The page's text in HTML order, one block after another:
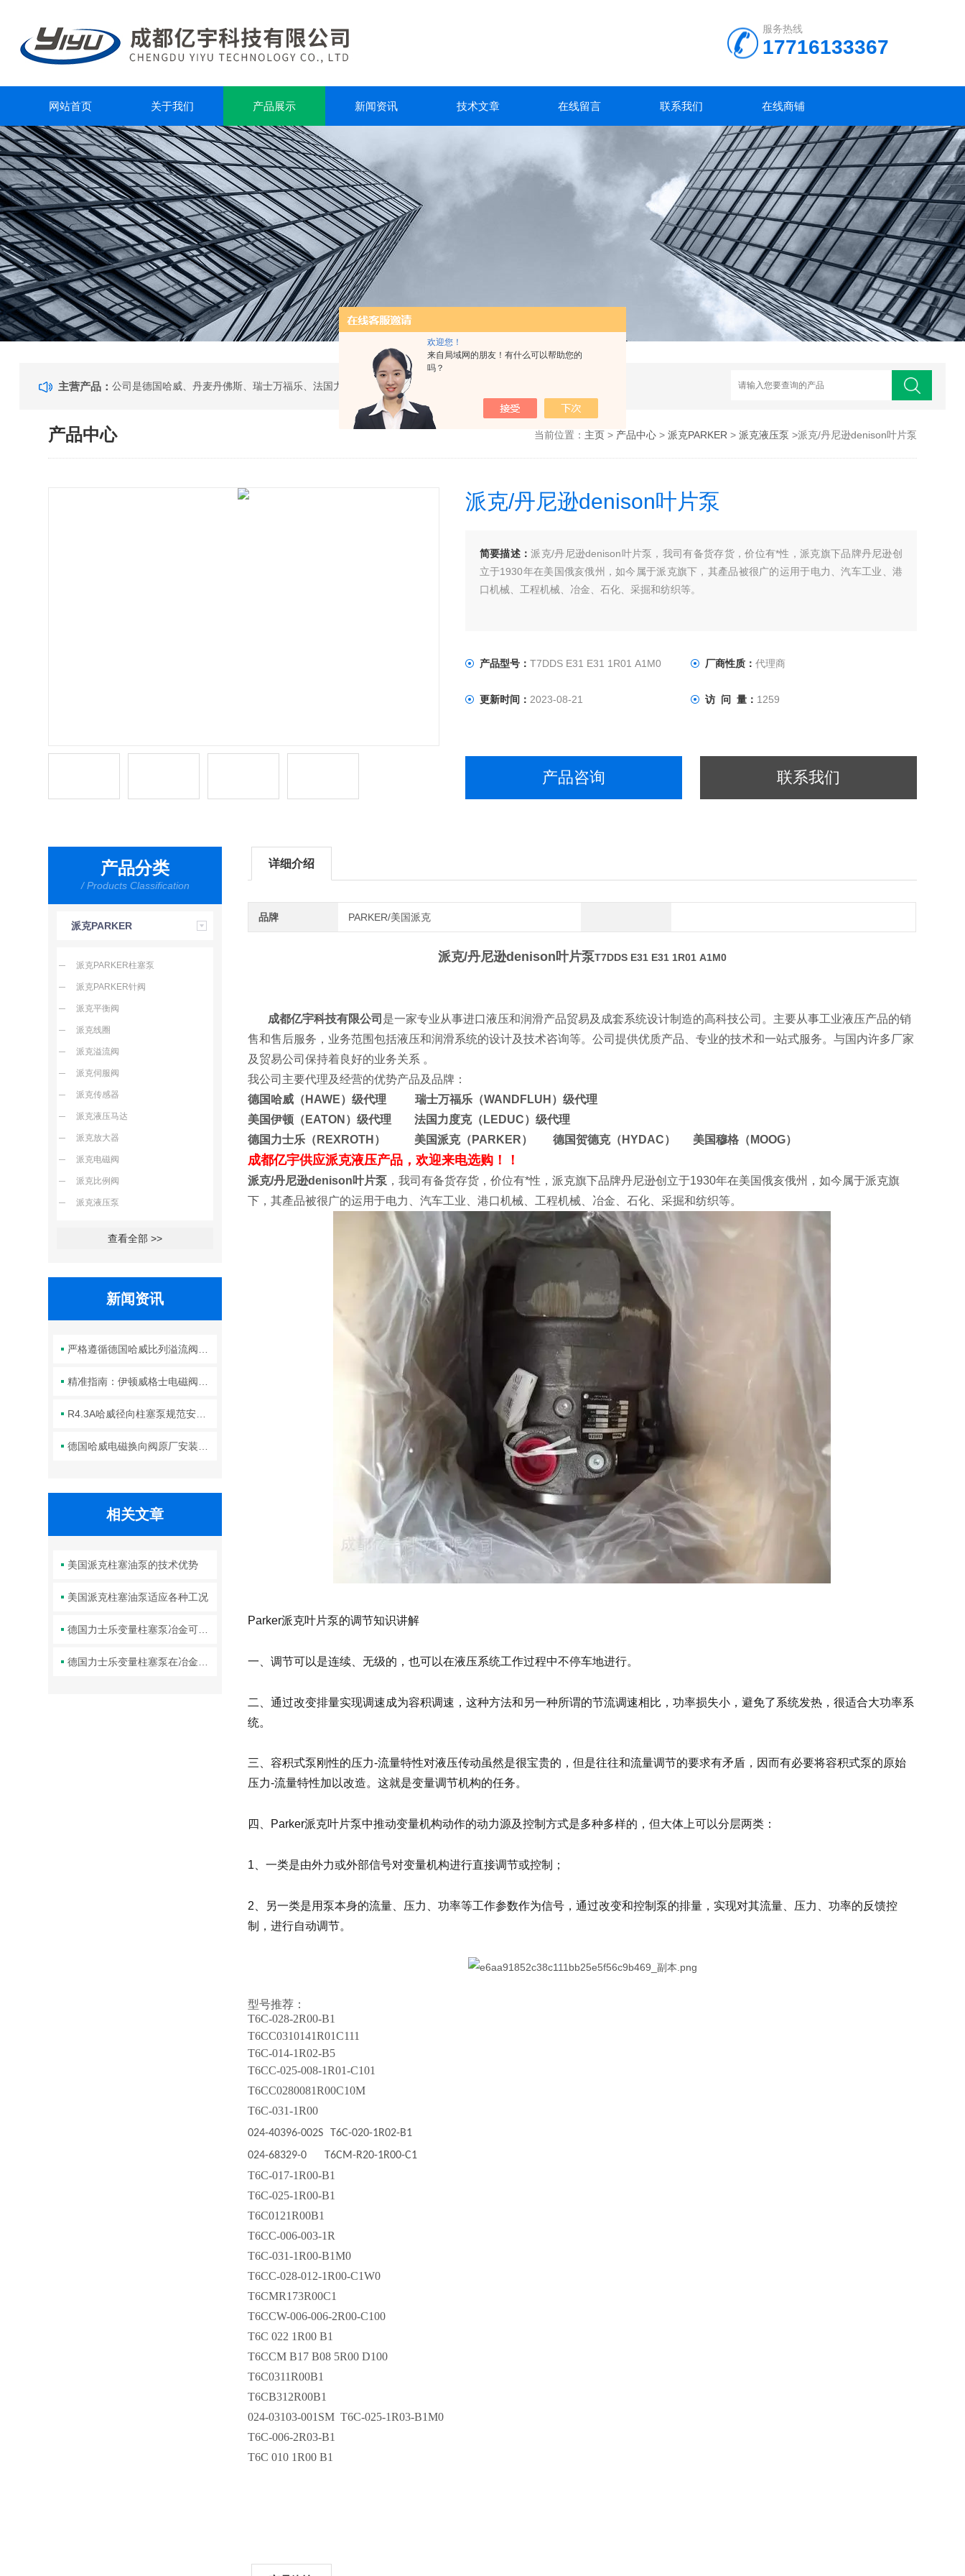
欢迎您！
来自局域网的朋友！有什么可以帮助您的
吗？
服务热线
17716133367
网站首页 关于我们 产品展示 新闻资讯 技术文章 在线留言 联系我们 在线商铺
主营产品：
产品中心 当前位置： 主页> 产品中心> 派克PARKER > 派克液压泵 >派克/丹尼逊denison叶片泵
派克/丹尼逊denison叶片泵
简要描述：派克/丹尼逊denison叶片泵，我司有备货存货，价位有*性，派克旗下品牌丹尼逊创
立于1930年在美国俄亥俄州，如今属于派克旗下，其產品被很广的运用于电力、汽车工业、港
口机械、工程机械、冶金、石化、采掘和纺织等。
产品型号： T7DDS E31 E31 1R01 A1M0 厂商性质：代理商
更新时间： 2023-08-21 访 问 量： 1259
产品咨询 联系我们
产品分类
/ Products Classification
派克PARKER
派克PARKER柱塞泵
派克PARKER针阀
派克平衡阀
派克线圈
派克溢流阀
派克伺服阀
派克传感器
派克液压马达
派克放大器
派克电磁阀
派克比例阀
派克液压泵
查看全部 >>
新闻资讯
相关文章
美国派克柱塞油泵的技术优势
美国派克柱塞油泵适应各种工况
详细介绍
品牌 PARKER/美国派克
派克/丹尼逊denison叶片泵T7DDS E31 E31 1R01 A1M0
成都亿宇科技有限公司 是一家专业从事进口液压和润滑产品贸易及成套系统设计制造的高科技公司。主要从事工业液压产品的销
售和售后服务，业务范围包括液压和润滑系统的设计及技术咨询等。公司提供优质产品、专业的技术和一站式服务。与国内许多厂家
及贸易公司保持着良好的业务关系 。
我公司主要代理及经营的优势产品及品牌：
德国哈威（HAWE）级代理 瑞士万福乐（WANDFLUH）级代理
美国伊顿（EATON）级代理 法国力度克（LEDUC）级代理
德国力士乐（REXROTH） 美国派克（PARKER） 德国贺德克（HYDAC） 美国穆格（MOOG）
成都亿宇供应派克液压产品，欢迎来电选购！！
派克/丹尼逊denison叶片泵 ，我司有备货存货，价位有*性，派克旗下品牌丹尼逊创立于1930年在美国俄亥俄州，如今属于派克旗
下，其產品被很广的运用于电力、汽车工业、港口机械、工程机械、冶金、石化、采掘和纺织等。
Parker派克叶片泵的调节知识讲解
一、调节可以是连续、无级的，也可以在液压系统工作过程中不停车地进行。
二、通过改变排量实现调速成为容积调速，这种方法和另一种所谓的节流调速相比，功率损失小，避免了系统发热，很适合大功率系
统。
三、容积式泵刚性的压力-流量特性对液压传动虽然是很宝贵的，但是往往和流量调节的要求有矛盾，因而有必要将容积式泵的原始
压力-流量特性加以改造。这就是变量调节机构的任务。
四、Parker派克叶片泵中推动变量机构动作的动力源及控制方式是多种多样的，但大体上可以分层两类：
1、一类是由外力或外部信号对变量机构进行直接调节或控制；
2、另一类是用泵本身的流量、压力、功率等工作参数作为信号，通过改变和控制泵的排量，实现对其流量、压力、功率的反馈控
制，进行自动调节。
型号推荐：
T6C-028-2R00-B1
T6CC0310141R01C111
T6C-014-1R02-B5
T6CC-025-008-1R01-C101
T6CC0280081R00C10M
T6C-031-1R00
024-40396-002S
T6C-020-1R02-B1
024-68329-0
T6CM-R20-1R00-C1
T6C-017-1R00-B1
T6C-025-1R00-B1
T6C0121R00B1
T6CC-006-003-1R
T6C-031-1R00-B1M0
T6CC-028-012-1R00-C1W0
T6CMR173R00C1
T6CCW-006-006-2R00-C100
T6C 022 1R00 B1
T6CCM B17 B08 5R00 D100
T6C0311R00B1
T6CB312R00B1
024-03103-001SM T6C-025-1R03-B1M0
T6C-006-2R03-B1
T6C 010 1R00 B1